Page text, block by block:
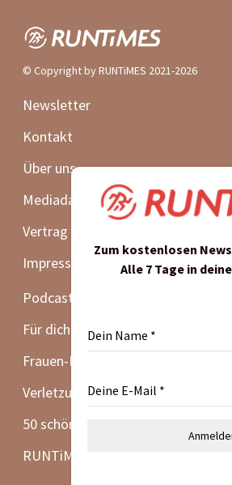
© Copyright by RUNTiMES 2021-2026
Newsletter
Kontakt
Über uns
Mediadaten
Vertrag widerrufen
Impressum | Datenschutz | AGB
Podcast
Für dich getestet
Frauen-Lauf-Special
Verletzungsprävention
50 schöne Laufevents
RUNTiMES Edition
Zum kostenlosen
Alle 7 Tage in
Dein Name *
Deine E-Mail *